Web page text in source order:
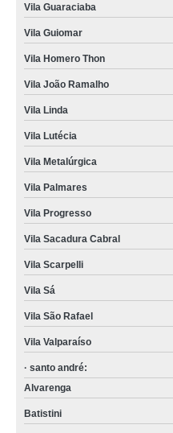
Vila Guaraciaba
Vila Guiomar
Vila Homero Thon
Vila João Ramalho
Vila Linda
Vila Lutécia
Vila Metalúrgica
Vila Palmares
Vila Progresso
Vila Sacadura Cabral
Vila Scarpelli
Vila Sá
Vila São Rafael
Vila Valparaíso
· santo andré:
Alvarenga
Batistini